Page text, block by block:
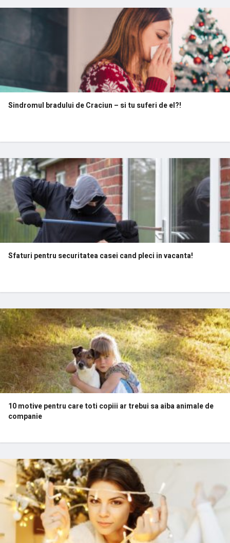
Sindromul bradului de Craciun – si tu suferi de el?!
Sfaturi pentru securitatea casei cand pleci in vacanta!
10 motive pentru care toti copiii ar trebui sa aiba animale de
companie